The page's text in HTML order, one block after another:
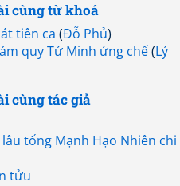
cùng từ khoá
tiên ca (Đỗ Phủ)
quy Tứ Minh ứng chế(Lý
cùng tác giả
tống Mạnh Hạo Nhiên chi
tửu